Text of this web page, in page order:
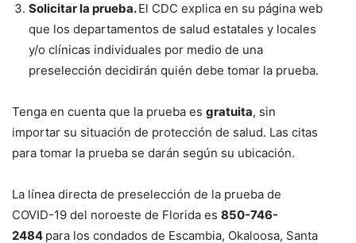
Solicitar la prueba.El CDC explica en su página web
que los departamentos de salud estatales y locales
y/o clínicas individuales por medio de una
preselección decidirán quién debe tomar la prueba.
Tenga en cuenta que la prueba es gratuita, sin
importar su situación de protección de salud. Las citas
para tomar la prueba se darán según su ubicación.
La línea directa de preselección de la prueba de
COVID-19 del noroeste de Florida es 850-746-
2484 para los condados de Escambia, Okaloosa, Santa